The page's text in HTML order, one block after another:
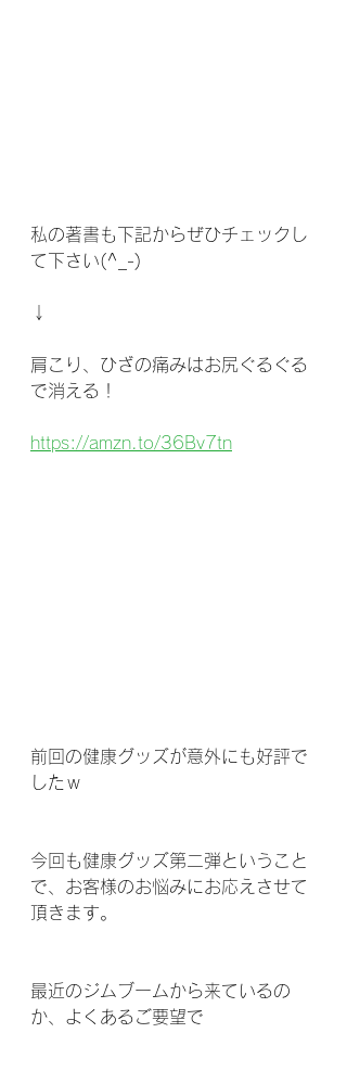
私の著書も下記からぜひチェックし
て下さい(^_-)
↓
肩こり、ひざの痛みはお尻ぐるぐる
で消える！
https://amzn.to/36Bv7tn
前回の健康グッズが意外にも好評で
したｗ
今回も健康グッズ第二弾ということ
で、お客様のお悩みにお応えさせて
頂きます。
最近のジムブームから来ているの
か、よくあるご要望で